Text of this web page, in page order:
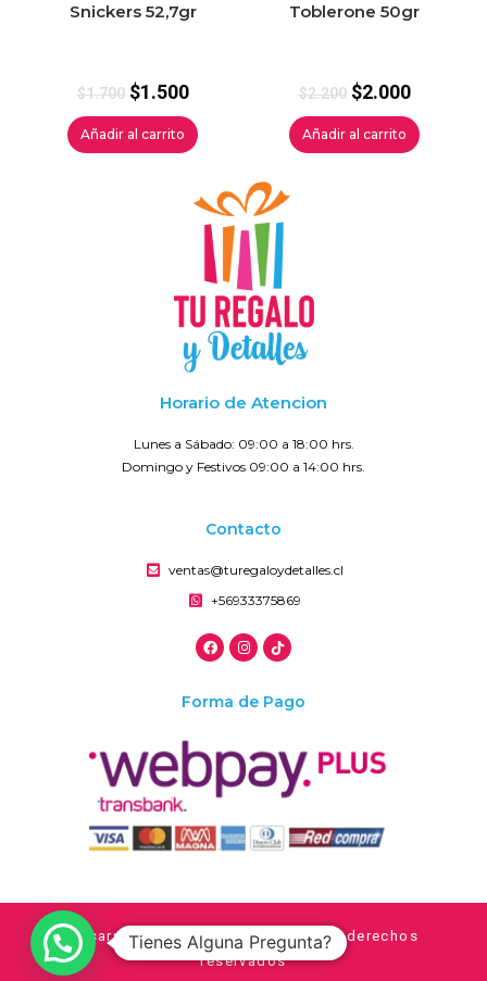
Snickers 52,7gr
$1.700 $1.500
Añadir al carrito
Toblerone 50gr
$2.200 $2.000
Añadir al carrito
Horario de Atencion
Lunes a Sábado: 09:00 a 18:00 hrs.
Domingo y Festivos 09:00 a 14:00 hrs.
Contacto
ventas@turegaloydetalles.cl
+56933375869
Forma de Pago
Desarrollado por Entel © Todos los derechos
reservados
Tienes Alguna Pregunta?